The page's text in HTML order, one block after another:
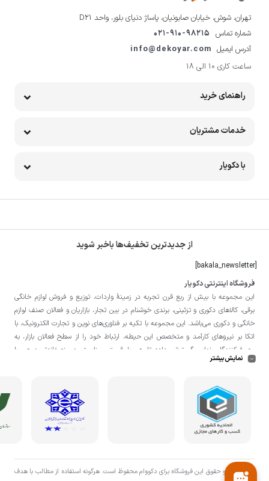
تهران، شوش، خیابان صابونیان، پاساژ دنیای بلور، واحد D21
شماره تماس 021-910-98215
آدرس ایمیل info@dekoyar.com
ساعت کاری 10 الی 18
راهنمای خرید
خدمات مشتریان
با دکویار
از جدیدترین تخفیف‌ها باخبر شوید
[bakala_newsletter]
فروشگاه اینترنتی دکویار
این مجموعه با بيش از ربع قرن تجربه در زمينۀ واردات، توزيع و فروش لوازم خانگی
برقی، کالاهای دکوری و تزئینی، برندی خوشنام در بين تجار، بازاريان و فعالان صنف لوازم
خانگی و دکوری می‌باشد. این مجموعه با تكيه بر فناوری‌های نوين و تجارت الكترونيک، با
اتکا بر نيروهای كارآمد و متخصص اين حيطه، ارتباط خود را از سطح فعالان بازار، به
مصرف‌كنندگان نهايی گسترش داده تا هم با قيمتی مناسبتر و منصفانه‌تر و هم با
خدماتی گسترده‌تر و كيفی‌تر در خدمت هموطنان عزیز در اقصی نقاط ميهنمان باشد.
کالا از انبار تنها در صورت ثبت سفارش قبلی از طریق سایت و انتخاب زمان، امکان پذیر
نمایش بیشتر
تمامی حق و حقوق اين فروشگاه برای دکووام محفوظ است. هرگونه استفاده از مطالب با هدف